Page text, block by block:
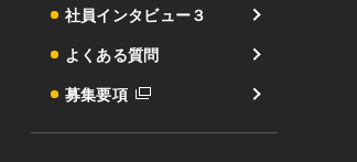
社員インタビュー３
よくある質問
募集要項